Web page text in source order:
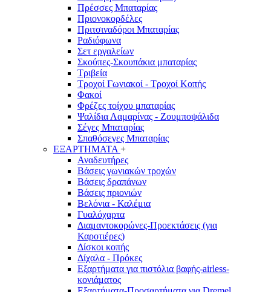
Πρέσσες Μπαταρίας
Πριονοκορδέλες
Πριτσιναδόροι Μπαταρίας
Ραδιόφωνα
Σετ εργαλείων
Σκούπες-Σκουπάκια μπαταρίας
Τριβεία
Τροχοί Γωνιακοί - Τροχοί Κοπής
Φακοί
Φρέζες τοίχου μπαταρίας
Ψαλίδια Λαμαρίνας - Ζουμποψάλιδα
Σέγες Μπαταρίας
Σπαθόσεγες Μπαταρίας
ΕΞΑΡΤΗΜΑΤΑ +
Αναδευτήρες
Βάσεις γωνιακών τροχών
Βάσεις δραπάνων
Βάσεις πριονιών
Βελόνια - Καλέμια
Γυαλόχαρτα
Διαμαντοκορώνες-Προεκτάσεις (για
Καροτιέρες)
Δίσκοι κοπής
Δίχαλα - Πρόκες
Εξαρτήματα για πιστόλια βαφής-airless-
κονιάματος